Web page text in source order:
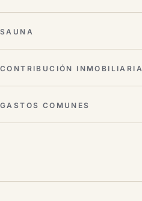
SAUNA
CONTRIBUCIÓN INMOBILIARIA
GASTOS COMUNES